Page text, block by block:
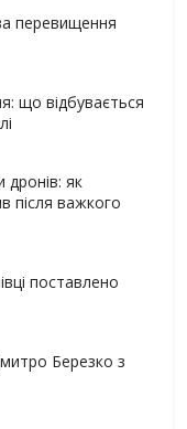
перевищення
що відбувається
дронів: як
після важкого
поставлено
Березко з